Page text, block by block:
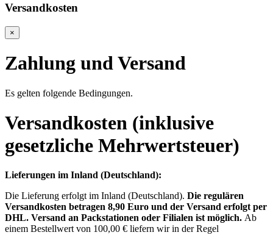
Versandkosten
×
Zahlung und Versand
Es gelten folgende Bedingungen.
Versandkosten (inklusive
gesetzliche Mehrwertsteuer)
Lieferungen im Inland (Deutschland):
Die Lieferung erfolgt im Inland (Deutschland). Die regulären
Versandkosten betragen 8,90 Euro und der Versand erfolgt per
DHL. Versand an Packstationen oder Filialen ist möglich. Ab
einem Bestellwert von 100,00 € liefern wir in der Regel